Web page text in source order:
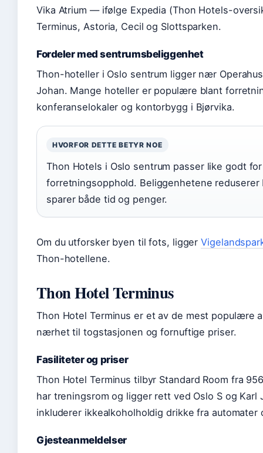
Vika Atrium — ifølge Expedia (Thon Hotels-
Terminus, Astoria, Cecil og Slottsparken.
Fordeler med sentrumsbeliggenhet
Thon-hoteller i Oslo sentrum ligger nær
Johan. Mange hoteller er populære blant
konferanselokaler og kontorbygg i Bjørvika.
HVORFOR DETTE BETYR NOE
Thon Hotels i Oslo sentrum passer like godt
forretningsopphold. Beliggenhetene
sparer både tid og penger.
Om du utforsker byen til fots, ligger
Thon-hotellene.
Thon Hotel Terminus
Thon Hotel Terminus er et av de mest populære
nærhet til togstasjonen og fornuftige priser.
Fasiliteter og priser
Thon Hotel Terminus tilbyr Standard Room fra
har treningsrom og ligger rett ved Oslo S og
inkluderer ikkealkoholholdig drikke fra
Gjesteanmeldelser